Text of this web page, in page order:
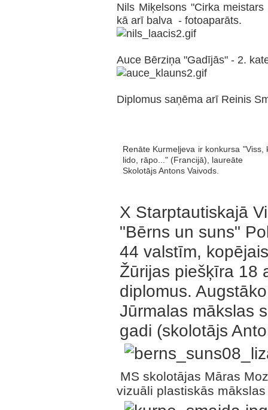
Nils Miķelsons "Cirka
kā arī balva - fotoaparāts.
Auce Bērziņa "Gadījās" - 2.
Diplomus saņēma arī Reinis
Renāte Kurmeļjeva ir konkursa "Viss,
lido, rāpo..." (Francijā), laureāte
Skolotājs Antons Vaivods.
X Starptautiskajā
"Bērns un suns"
44 valstīm,
Žūrijas piešķīra 18
diplomus.
Jūrmalas mākslas
gadi (skolotājs
MS skolotājas Māras
vizuāli plastiskās